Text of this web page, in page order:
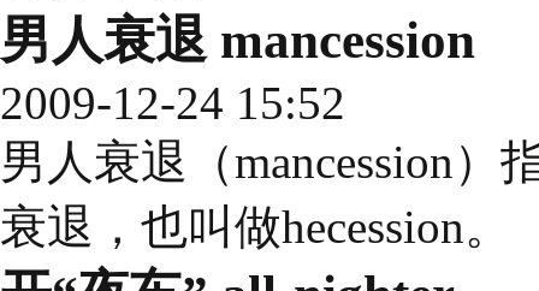
男人衰退 mancession
2009-12-24 15:52
男人衰退（mancession
衰退，也叫做hecession。